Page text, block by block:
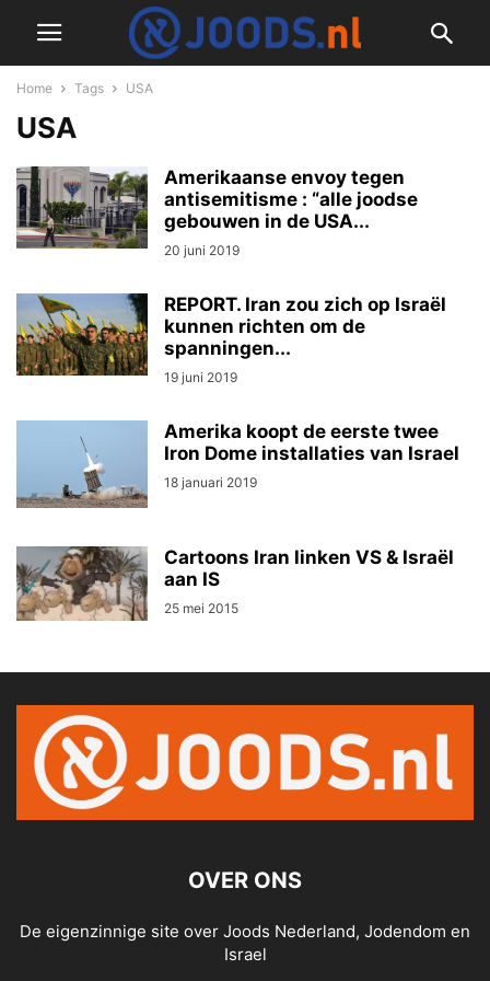
Home Tags USA
USA
Amerikaanse envoy tegen
antisemitisme : “alle joodse
gebouwen in de USA...
20 juni 2019
REPORT. Iran zou zich op Israël
kunnen richten om de
spanningen...
19 juni 2019
Amerika koopt de eerste twee
Iron Dome installaties van Israel
18 januari 2019
Cartoons Iran linken VS & Israël
aan IS
25 mei 2015
OVER ONS
De eigenzinnige site over Joods Nederland, Jodendom en
Israel